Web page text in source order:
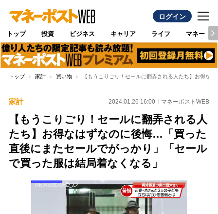
ログイン
トップ 投資 ビジネス キャリア ライフ マネー
トップ 家計 買い物 【もうこりごり！セールに翻弄される人たち】お得な
家計 2024.01.26 16:00 マネーポストWEB
【もうこりごり！セールに翻弄される人
たち】お得なはずなのに後悔…「買った
直後にまたセールでがっかり」「セール
で買った服は結局着なくなる」